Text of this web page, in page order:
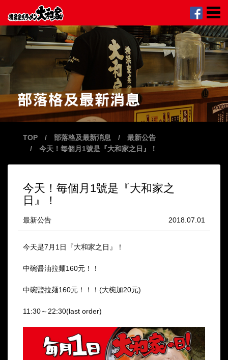
TOP / 部落格及最新消息 / 最新公告
/ 今天！毎個月1號是『大和家之日』！
今天！毎個月1號是『大和家之
日』！
最新公告 2018.07.01
今天是7月1日『大和家之日』！
中碗醤油拉麺160元！！
中碗盬拉麺160元！！！(大椀加20元)
11:30～22:30(last order)